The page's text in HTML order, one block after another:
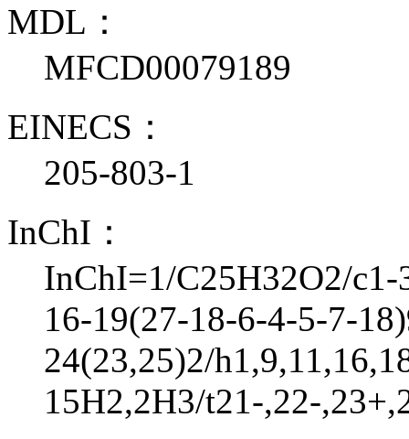
MDL：
MFCD00079189
EINECS：
205-803-1
InChI：
InChI=1/C25H32O2/
16-19(27-18-6-4-5-7-
24(23,25)2/
15H2,2H3/t21-,22-